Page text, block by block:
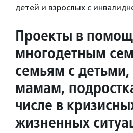
детей и взрослых с
Проекты в
многодетным
семьям с
мамам,
числе в
жизненных